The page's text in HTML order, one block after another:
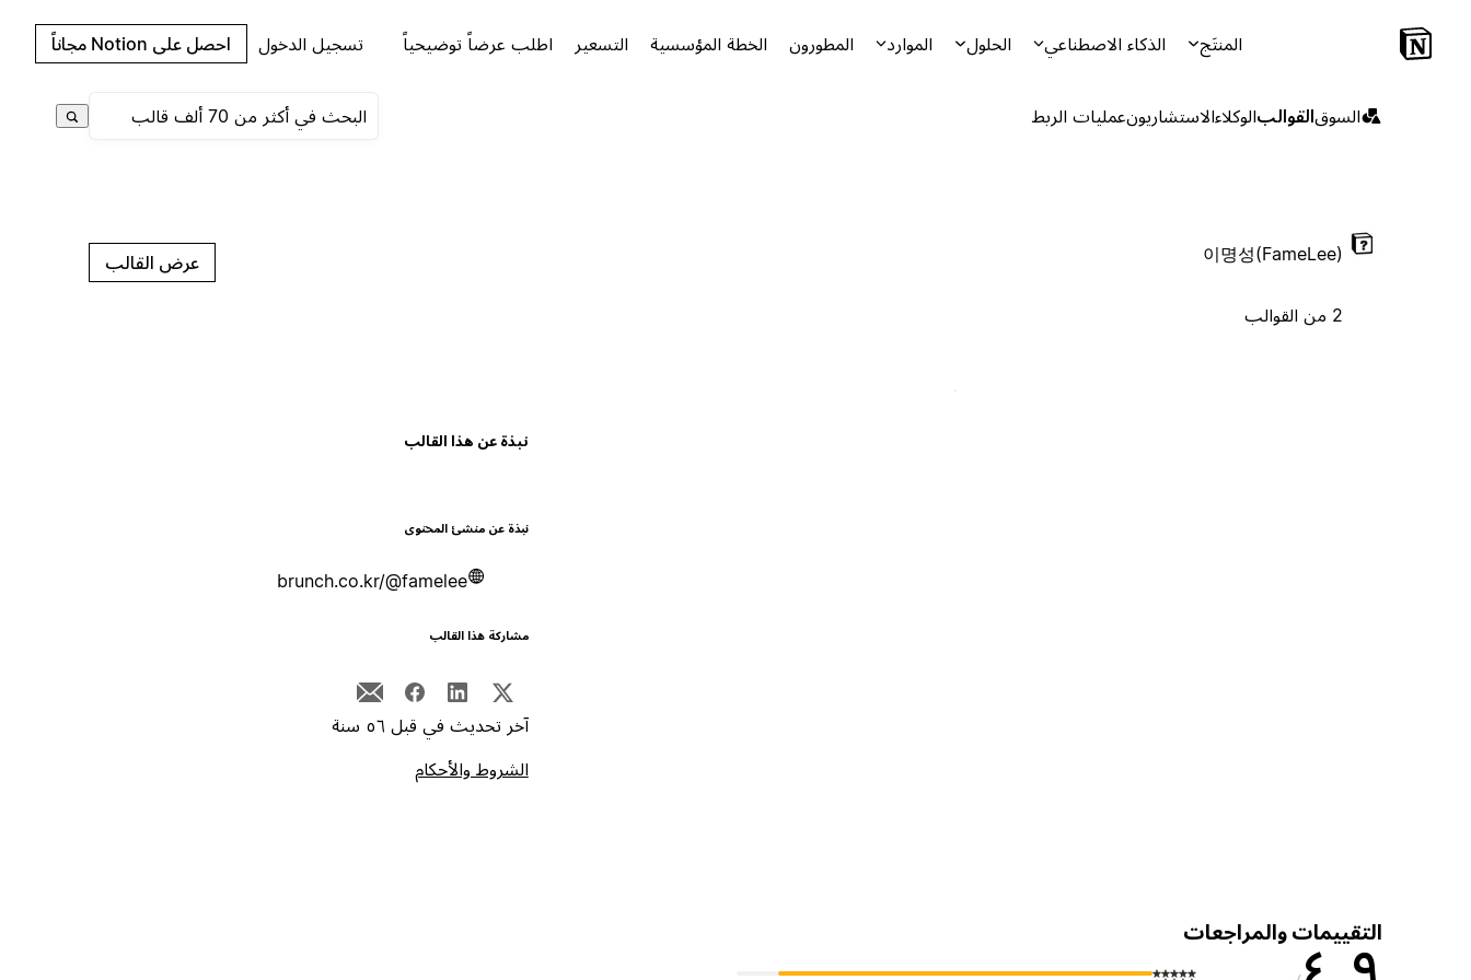
المنتَج الذكاء الاصطناعي الحلول الموارد المطورون الخطة المؤسسية التسعير اطلب عرضاً توضيحياً تسجيل الدخول احصل على Notion مجاناً
السوقالقوالبالوكلاءالاستشاريونعمليات الربط
이명성(FameLee)
2 من القوالب
عرض القالب
نبذة عن هذا القالب
نبذة عن منشئ المحتوى
brunch.co.kr/@famelee
مشاركة هذا القالب
آخر تحديث في قبل ٥٦ سنة
الشروط والأحكام
التقييمات والمراجعات